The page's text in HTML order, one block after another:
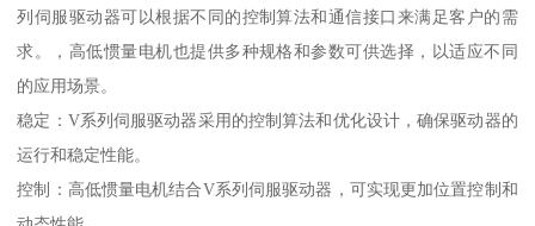
列伺服驱动器可以根据不同的控制算法和通信接口来满足客户的需
求。，高低惯量电机也提供多种规格和参数可供选择，以适应不同
的应用场景。
稳定：V系列伺服驱动器采用的控制算法和优化设计，确保驱动器的
运行和稳定性能。
控制：高低惯量电机结合V系列伺服驱动器，可实现更加位置控制和